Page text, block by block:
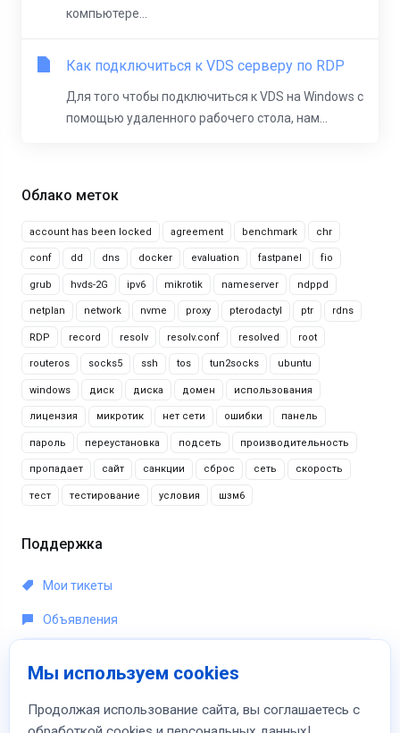
Облако меток
account has been locked agreement benchmark chr
conf dd dns docker evaluation fastpanel fio
grub hvds-2G ipv6 mikrotik nameserver ndppd
netplan network nvme proxy pterodactyl ptr rdns
RDP record resolv resolv.conf resolved root
routeros socks5 ssh tos tun2socks ubuntu
windows диск диска домен использования
лицензия микротик нет сети ошибки панель
пароль переустановка подсеть производительность
пропадает сайт санкции сброс сеть скорость
тест тестирование условия шзм6
Поддержка
Мои тикеты
Объявления
Статус сети
компьютере...
Как подключиться к VDS серверу по RDP
Для того чтобы подключиться к VDS на Windows с
помощью удаленного рабочего стола, нам...
Мы используем cookies
Продолжая использование сайта, вы соглашаетесь с